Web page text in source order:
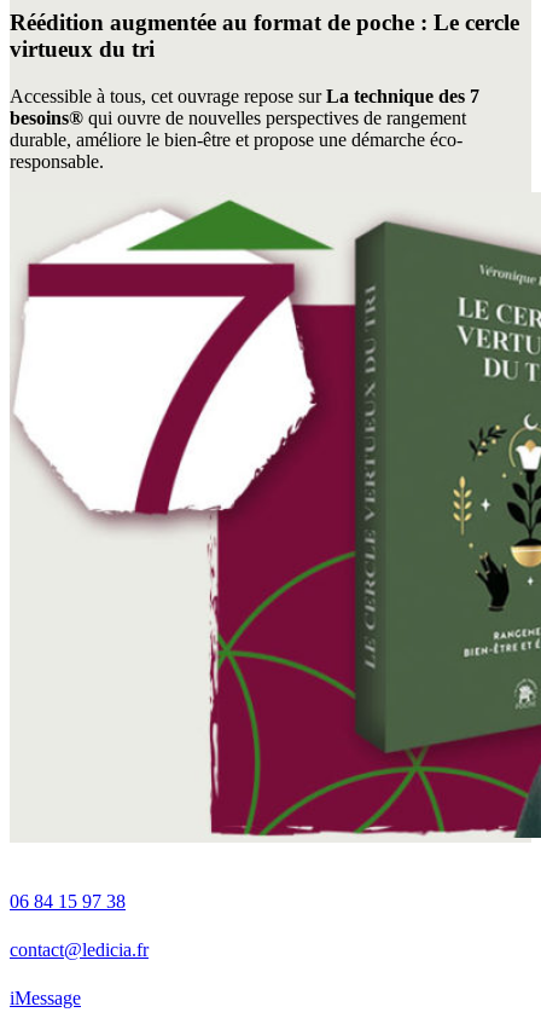
Réédition augmentée au format de poche : Le cercle
virtueux du tri
Accessible à tous, cet ouvrage repose surLa technique des 7
besoins® qui ouvre de nouvelles perspectives de rangement
durable, améliore le bien-être et propose une démarche éco-
responsable.
06 84 15 97 38
contact@ledicia.fr
iMessage